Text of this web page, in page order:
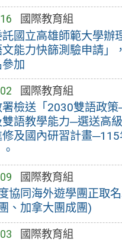
國際教育組
託國立高雄師範大學辦
能力快篩測驗申請」
加
國際教育組
檢送「2030雙語政
語教學能力─選送高
及國內研習計畫
國際教育組
協同海外遊學團正取
、加拿大團成團)
國際教育組